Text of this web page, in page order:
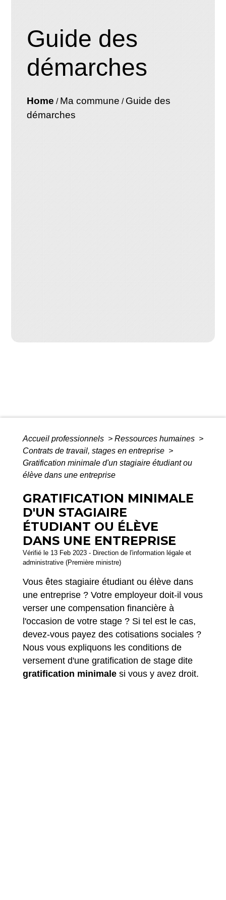
Guide des
démarches
Home / Ma commune / Guide des
démarches
Accueil professionnels > Ressources humaines >
Contrats de travail, stages en entreprise >
Gratification minimale d'un stagiaire étudiant ou
élève dans une entreprise
GRATIFICATION MINIMALE
D'UN STAGIAIRE
ÉTUDIANT OU ÉLÈVE
DANS UNE ENTREPRISE
Vérifié le 13 Feb 2023 - Direction de l'information légale et
administrative (Première ministre)
Vous êtes stagiaire étudiant ou élève dans
une entreprise ? Votre employeur doit-il vous
verser une compensation financière à
l'occasion de votre stage ? Si tel est le cas,
devez-vous payez des cotisations sociales ?
Nous vous expliquons les conditions de
versement d'une gratification de stage dite
gratification minimale si vous y avez droit.